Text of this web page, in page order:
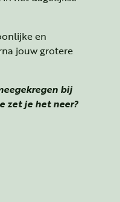
en
jouw grotere
bij
zet je het neer?
€270,00.